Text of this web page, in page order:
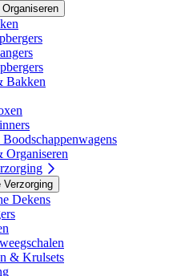
Bakken
Boodschappenwagens
Organiseren
Verzorging
Dekens
& Krulsets